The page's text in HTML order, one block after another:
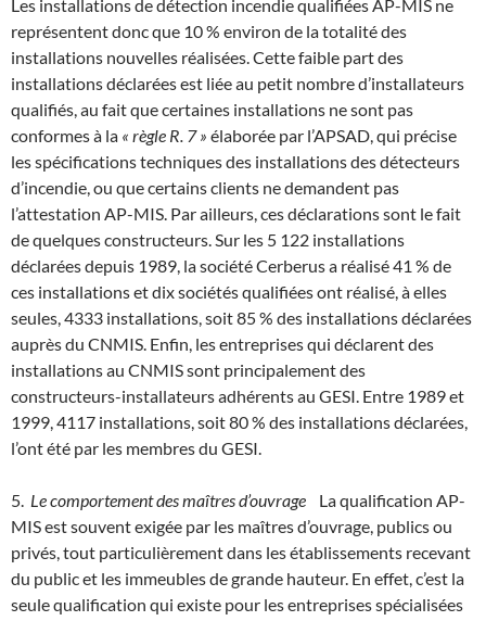
Les installations de détection incendie qualifiées AP-MIS ne
représentent donc que 10 % environ de la totalité des
installations nouvelles réalisées. Cette faible part des
installations déclarées est liée au petit nombre d’installateurs
qualifiés, au fait que certaines installations ne sont pas
conformes à la « règle R. 7 » élaborée par l’APSAD, qui précise
les spécifications techniques des installations des détecteurs
d’incendie, ou que certains clients ne demandent pas
l’attestation AP-MIS. Par ailleurs, ces déclarations sont le fait
de quelques constructeurs. Sur les 5 122 installations
déclarées depuis 1989, la société Cerberus a réalisé 41 % de
ces installations et dix sociétés qualifiées ont réalisé, à elles
seules, 4333 installations, soit 85 % des installations déclarées
auprès du CNMIS. Enfin, les entreprises qui déclarent des
installations au CNMIS sont principalement des
constructeurs-installateurs adhérents au GESI. Entre 1989 et
1999, 4117 installations, soit 80 % des installations déclarées,
l’ont été par les membres du GESI.
5. Le comportement des maîtres d’ouvrage La qualification AP-
MIS est souvent exigée par les maîtres d’ouvrage, publics ou
privés, tout particulièrement dans les établissements recevant
du public et les immeubles de grande hauteur. En effet, c’est la
seule qualification qui existe pour les entreprises spécialisées